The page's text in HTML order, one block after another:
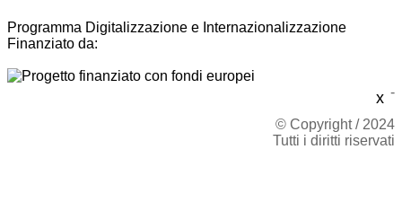
x
Programma Digitalizzazione e Internazionalizzazione
Finanziato da:
-
© Copyright / 2024
Tutti i diritti riservati